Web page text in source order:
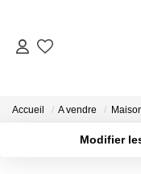
Accueil A vendre
Modifier